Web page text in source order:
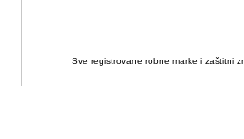
Sve registrovane robne marke i zaštitni